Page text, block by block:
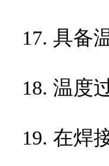
17. 具备
18. 温度
19. 在焊